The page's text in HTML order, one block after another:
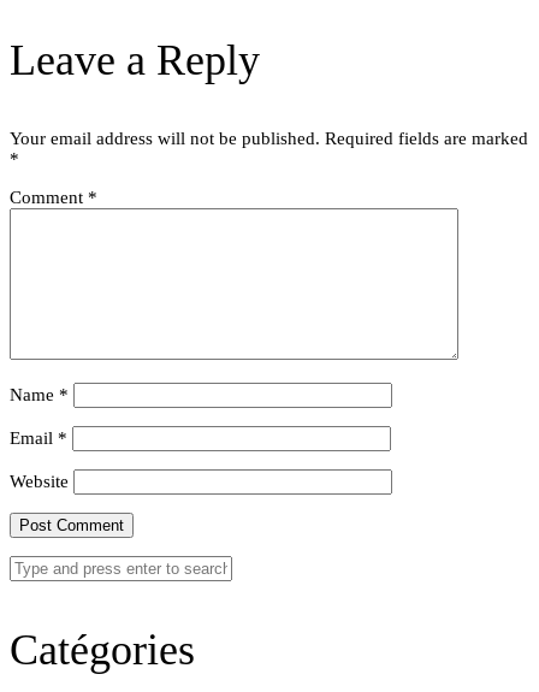
Leave a Reply
Your email address will not be published. Required fields are marked
*
Comment *
Name *
Email *
Website
Catégories